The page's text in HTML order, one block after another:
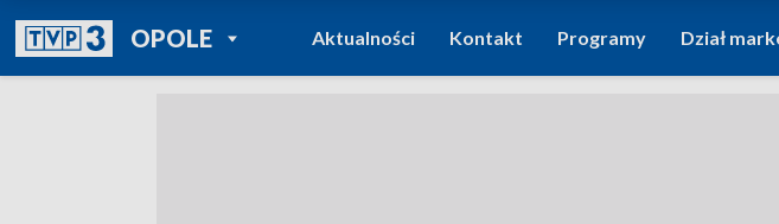
OPOLEPOWRÓT DO
TVP REGIONY
Aktualności Kontakt Programy Dział